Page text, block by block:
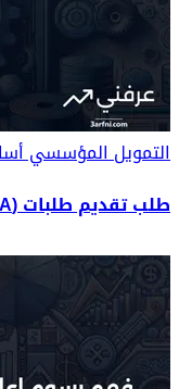
التمويل المؤسسي
طلب تقديم طلبات (RFA) كجزء من عملية المنحة